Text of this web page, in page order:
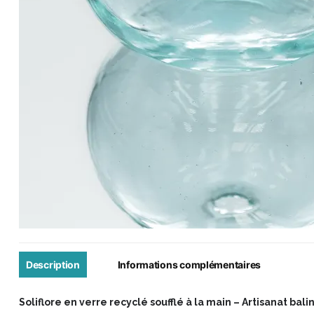
Description Informations complémentaires
Soliflore en verre recyclé soufflé à la main – Artisanat